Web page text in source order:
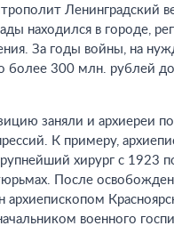
Ленинградский
находился в городе,
За годы войны, на
более 300 млн. рублей
заняли и архиереи
К примеру,
хирург с 1923
После
военного